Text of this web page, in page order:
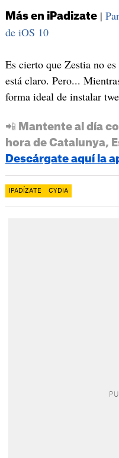
Más en iPadizate|
de iOS 10
Es cierto que Zestia no
está claro. Pero...
forma ideal de instalar
📲 Mantente al día
hora de Catalunya,
Descárgate aquí la
IPADÍZATE CYDIA